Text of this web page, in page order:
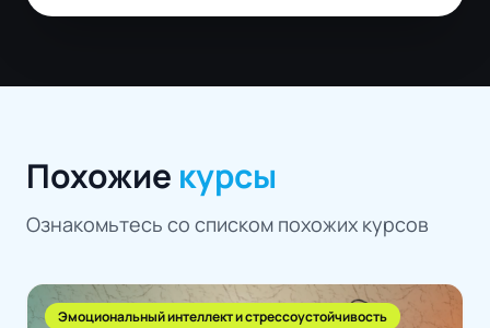
Похожие курсы
Ознакомьтесь со списком похожих курсов
Эмоциональный интеллект и стрессоустойчивость